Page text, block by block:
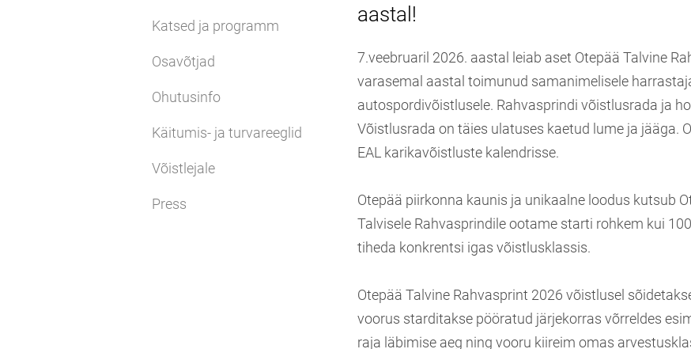
Katsed ja programm
Osavõtjad
Ohutusinfo
Käitumis- ja turvareeglid
Võistlejale
Press
aastal!
7.veebruaril 2026. aastal leiab aset Otepää Talvine
varasemal aastal toimunud samanimelisele
autospordivõistlusele. Rahvasprindi võistlusrada ja
Võistlusrada on täies ulatuses kaetud lume ja jääga.
EAL karikavõistluste kalendrisse.
Otepää piirkonna kaunis ja unikaalne loodus kutsub
Talvisele Rahvasprindile ootame starti rohkem kui
tiheda konkrentsi igas võistlusklassis.
Otepää Talvine Rahvasprint 2026 võistlusel
voorus starditakse pööratud järjekorras võrreldes
raja läbimise aeg ning vooru kiireim omas